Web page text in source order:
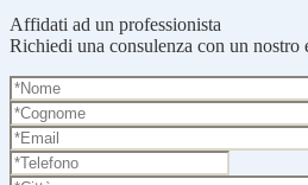
Affidati ad un professionista
Richiedi una consulenza con un nostro